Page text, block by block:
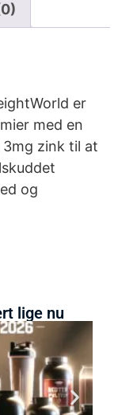
er
med en
3mg zink til at
og
lige nu